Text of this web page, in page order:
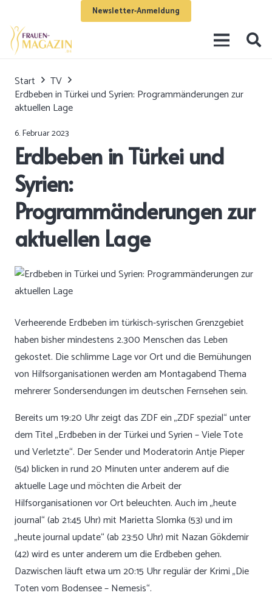
Newsletter-Anmeldung
Start
TV
Erdbeben in Türkei und Syrien: Programmänderungen zur
aktuellen Lage
6. Februar 2023
Erdbeben in Türkei und
Syrien:
Programmänderungen zur
aktuellen Lage
Verheerende Erdbeben im türkisch-syrischen Grenzgebiet
haben bisher mindestens 2.300 Menschen das Leben
gekostet. Die schlimme Lage vor Ort und die Bemühungen
von Hilfsorganisationen werden am Montagabend Thema
mehrerer Sondersendungen im deutschen Fernsehen sein.
Bereits um 19:20 Uhr zeigt das ZDF ein „ZDF spezial“ unter
dem Titel „Erdbeben in der Türkei und Syrien – Viele Tote
und Verletzte“. Der Sender und Moderatorin Antje Pieper
(54) blicken in rund 20 Minuten unter anderem auf die
aktuelle Lage und möchten die Arbeit der
Hilfsorganisationen vor Ort beleuchten. Auch im „heute
journal“ (ab 21:45 Uhr) mit Marietta Slomka (53) und im
„heute journal update“ (ab 23:50 Uhr) mit Nazan Gökdemir
(42) wird es unter anderem um die Erdbeben gehen.
Dazwischen läuft etwa um 20:15 Uhr regulär der Krimi „Die
Toten vom Bodensee – Nemesis“.